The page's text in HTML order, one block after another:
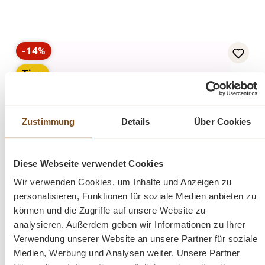
Zustimmung Details Über Cookies
Diese Webseite verwendet Cookies
Wir verwenden Cookies, um Inhalte und Anzeigen zu
personalisieren, Funktionen für soziale Medien anbieten zu
können und die Zugriffe auf unsere Website zu
analysieren. Außerdem geben wir Informationen zu Ihrer
Verwendung unserer Website an unsere Partner für soziale
Medien, Werbung und Analysen weiter. Unsere Partner
Rabatt
-14%
Tipp
Esstisch Oval Andros aus Eichenholz
Verkaufspreis:
1.199,00 € Regulärer Preis:
1.399,00 € (14% gespart)
Preise inkl. MwSt. zzgl. Versandkosten
Vergleichen